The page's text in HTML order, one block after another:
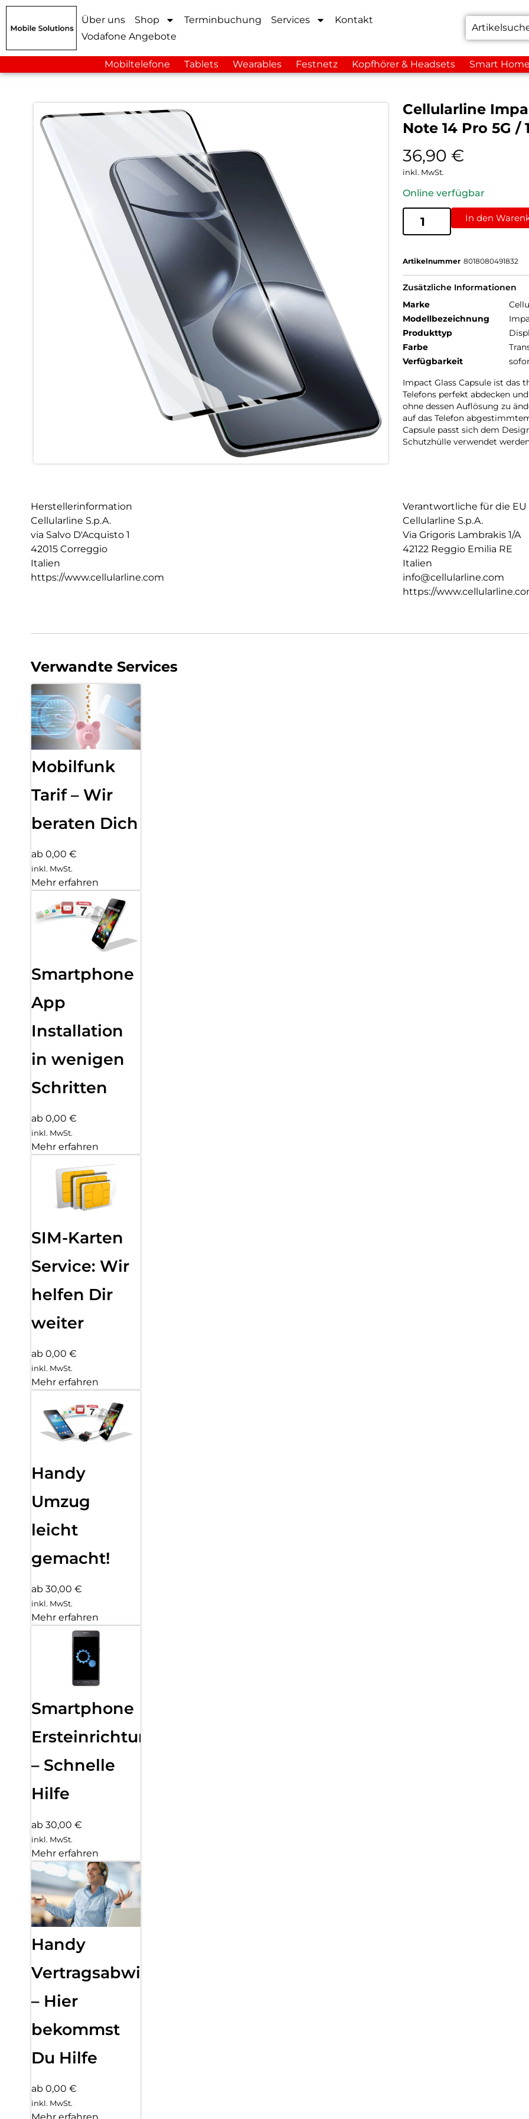
Über uns Shop Terminbuchung Services
Kontakt
Vodafone Angebote
Mobiltelefone Tablets Wearables Festnetz Kopfhörer & Headsets Smart
Cellularline
Note 14 Pro 5G /
36,90 €
inkl. MwSt.
Online verfügbar
In den
Artikelnummer 8018080491832
Zusätzliche Informationen
Marke
Modellbezeichnung
Produkttyp
Farbe
Verfügbarkeit
Impact Glass Capsule ist das
Telefons perfekt abdecken
ohne dessen Auflösung zu
auf das Telefon
Capsule passt sich dem
Schutzhülle verwendet
Herstellerinformation
Cellularline S.p.A.
via Salvo D'Acquisto 1
42015 Correggio
Italien
https://www.cellularline.com
Verantwortliche für die EU
Cellularline S.p.A.
Via Grigoris Lambrakis 1/A
42122 Reggio Emilia RE
Italien
info@cellularline.com
https://
Verwandte Services
Mobilfunk
Tarif – Wir
beraten Dich
ab 0,00 €
inkl. MwSt.
Mehr erfahren
Smartphone
App
Installation
in wenigen
Schritten
ab 0,00 €
inkl. MwSt.
Mehr erfahren
SIM-Karten
Service: Wir
helfen Dir
weiter
ab 0,00 €
inkl. MwSt.
Mehr erfahren
Handy
Umzug
leicht
gemacht!
ab 30,00 €
inkl. MwSt.
Mehr erfahren
Smartphone
Ersteinrichtung
– Schnelle
Hilfe
ab 30,00 €
inkl. MwSt.
Mehr erfahren
Handy
Vertragsabwicklung
– Hier
bekommst
Du Hilfe
ab 0,00 €
inkl. MwSt.